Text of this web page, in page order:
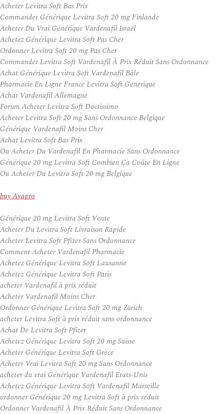
Acheter Levitra Soft Bas Prix
Commander Générique Levitra Soft 20 mg Finlande
Acheter Du Vrai Générique Vardenafil Israël
Achetez Générique Levitra Soft Pas Cher
Ordonner Levitra Soft 20 mg Pas Cher
Commander Levitra Soft Vardenafil À Prix Réduit Sans Ordonnance
Achat Générique Levitra Soft Vardenafil Bâle
Pharmacie En Ligne France Levitra Soft Generique
Achat Vardenafil Allemagne
Forum Acheter Levitra Soft Doctissimo
Acheter Levitra Soft 20 mg Sans Ordonnance Belgique
Générique Vardenafil Moins Cher
Achat Levitra Soft Bas Prix
Ou Acheter Du Vardenafil En Pharmacie Sans Ordonnance
Générique 20 mg Levitra Soft Combien Ça Coûte En Ligne
Ou Acheter Du Levitra Soft 20 mg Belgique
buy Avapro
Générique 20 mg Levitra Soft Vente
Acheter Du Levitra Soft Livraison Rapide
Acheter Levitra Soft Pfizer Sans Ordonnance
Comment Acheter Vardenafil Pharmacie
Achetez Générique Levitra Soft Lausanne
Achetez Générique Levitra Soft Paris
acheter Vardenafil à prix réduit
Acheter Vardenafil Moins Cher
Ordonner Générique Levitra Soft 20 mg Zürich
acheter Levitra Soft à prix réduit sans ordonnance
Achat De Levitra Soft Pfizer
Achetez Générique Levitra Soft 20 mg Suisse
Acheter Générique Levitra Soft Grèce
Acheter Vrai Levitra Soft 20 mg Sans Ordonnance
acheter du vrai Générique Vardenafil États-Unis
Achetez Générique Levitra Soft Vardenafil Marseille
ordonner Générique 20 mg Levitra Soft à prix réduit
Ordonner Vardenafil À Prix Réduit Sans Ordonnance